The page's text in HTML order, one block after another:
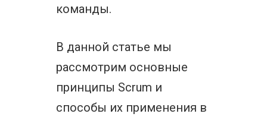
команды.
В данной статье мы
рассмотрим основные
принципы Scrum и
способы их применения в